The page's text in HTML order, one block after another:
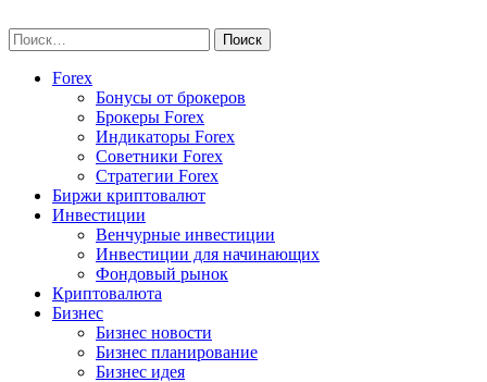
to
content
Найти:
Forex
Бонусы от брокеров
Брокеры Forex
Индикаторы Forex
Советники Forex
Стратегии Forex
Биржи криптовалют
Инвестиции
Венчурные инвестиции
Инвестиции для начинающих
Фондовый рынок
Криптовалюта
Бизнес
Бизнес новости
Бизнес планирование
Бизнес идея